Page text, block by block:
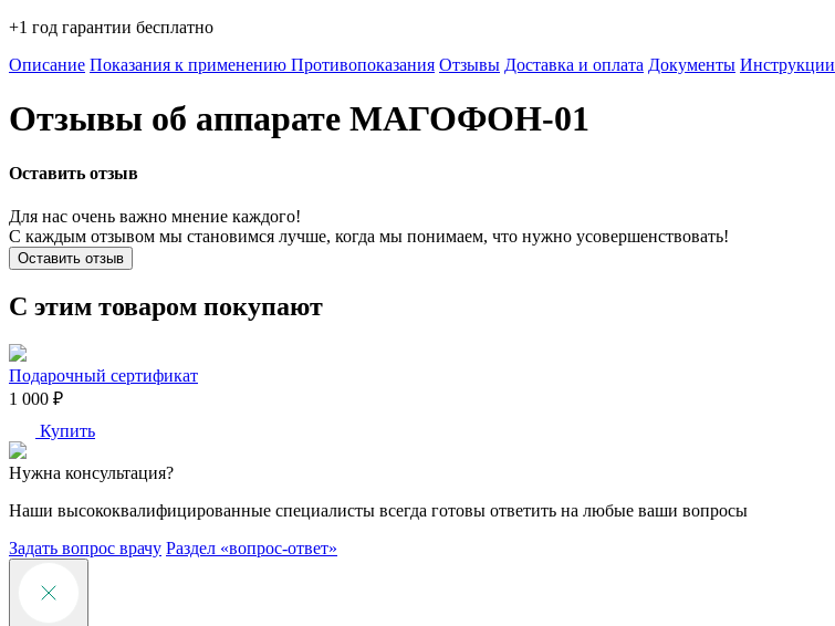
+1 год гарантии бесплатно
Описание Показания к применению Противопоказания Отзывы Доставка и оплата Документы Инструкции
Отзывы об аппарате МАГОФОН-01
Оставить отзыв
Для нас очень важно мнение каждого!
С каждым отзывом мы становимся лучше, когда мы понимаем, что нужно усовершенствовать!
Оставить отзыв
С этим товаром покупают
Подарочный сертификат
1 000 ₽
Купить
Нужна консультация?
Наши высококвалифицированные специалисты всегда готовы ответить на любые ваши вопросы
Задать вопрос врачу Раздел «вопрос-ответ»